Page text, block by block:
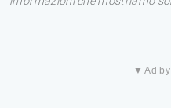
▼ Ad